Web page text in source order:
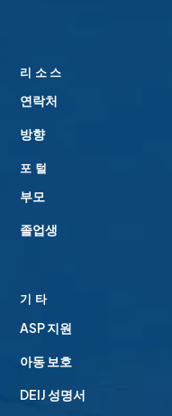
인터랙티브 디자인
이 수업에서 학생들은
터랙티브 기술을 탐구하
방법에 대해 배웁니다.
품을 만들 뿐만 아니라
애니메이션 또는 악기를
니다. 코딩과 전자공학
술을 습득할 수 있는 훌
디자인과 기술로 변
리적 해킹, 안전한 온라
또한 중요한 인프라와
사고, 윤리적 책임을 강
에 대한 기초적인 이해
인터랙티브 비주얼
예술 작품의 기존 사례
기법을 분석합니다. 프
인터랙티브 아트 작품
됩니다. 새로운 기술적
리소스
연락처
방향
포털
부모
졸업생
기타
ASP 지원
아동 보호
DEIJ 성명서